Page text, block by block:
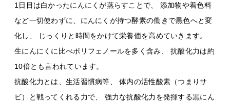
1日目は白かったにんにくが蒸らすことで、 添加物や着色料
など一切使わずに、にんにくが持つ酵素の働きで黒色へと変
化し、 じっくりと時間をかけて栄養価を高めていきます。
生にんにくに比べポリフェノールを多く含み、 抗酸化力は約
10倍とも言われています。
抗酸化力とは、生活習慣病等、 体内の活性酸素（つまりサ
ビ）と戦ってくれる力で、 強力な抗酸化力を発揮する黒にん